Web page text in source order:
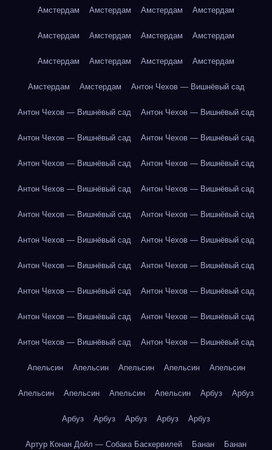
Амстердам Амстердам Амстердам Амстердам
Амстердам Амстердам Амстердам Амстердам
Амстердам Амстердам Амстердам Амстердам
Амстердам Амстердам Антон Чехов — Вишнёвый сад
Антон Чехов — Вишнёвый сад Антон Чехов — Вишнёвый сад
Антон Чехов — Вишнёвый сад Антон Чехов — Вишнёвый сад
Антон Чехов — Вишнёвый сад Антон Чехов — Вишнёвый сад
Антон Чехов — Вишнёвый сад Антон Чехов — Вишнёвый сад
Антон Чехов — Вишнёвый сад Антон Чехов — Вишнёвый сад
Антон Чехов — Вишнёвый сад Антон Чехов — Вишнёвый сад
Антон Чехов — Вишнёвый сад Антон Чехов — Вишнёвый сад
Антон Чехов — Вишнёвый сад Антон Чехов — Вишнёвый сад
Антон Чехов — Вишнёвый сад Антон Чехов — Вишнёвый сад
Антон Чехов — Вишнёвый сад Антон Чехов — Вишнёвый сад
Апельсин Апельсин Апельсин Апельсин Апельсин
Апельсин Апельсин Апельсин Апельсин Арбуз Арбуз
Арбуз Арбуз Арбуз Арбуз Арбуз
Артур Конан Дойл — Собака Баскервилей Банан Банан